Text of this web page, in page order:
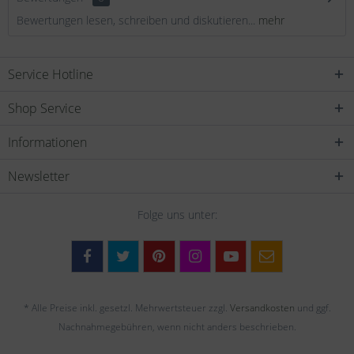
Bewertungen lesen, schreiben und diskutieren... mehr
Service Hotline
Shop Service
Informationen
Newsletter
Folge uns unter:
* Alle Preise inkl. gesetzl. Mehrwertsteuer zzgl. Versandkosten und ggf.
Nachnahmegebühren, wenn nicht anders beschrieben.